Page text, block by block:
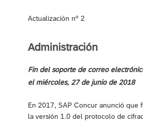
Actualización nº 2
Administración
Fin del soporte de correo
el miércoles, 27 de junio de 2018
En 2017, SAP Concur anunció que
la versión 1.0 del protocolo de